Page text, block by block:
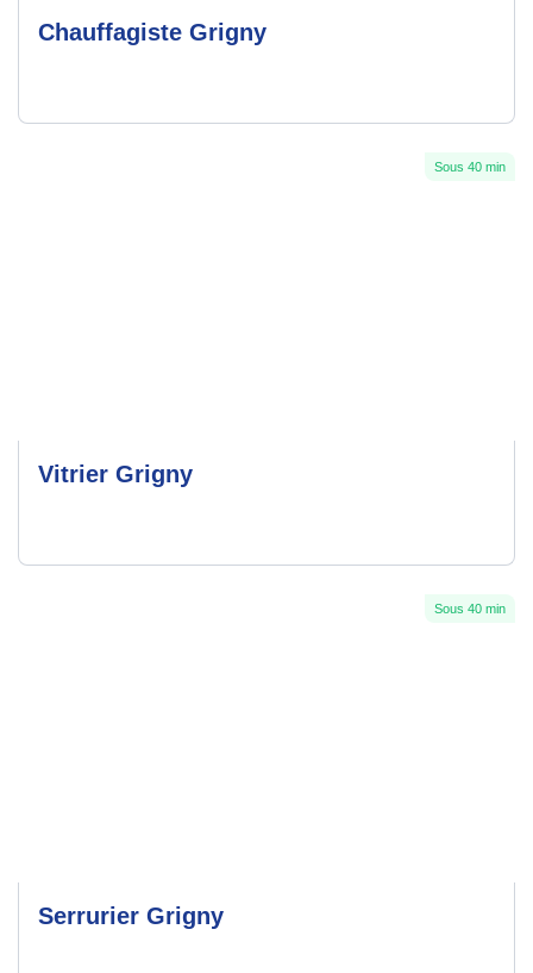
Chauffagiste Grigny
Sous 40 min
Vitrier Grigny
Sous 40 min
Serrurier Grigny